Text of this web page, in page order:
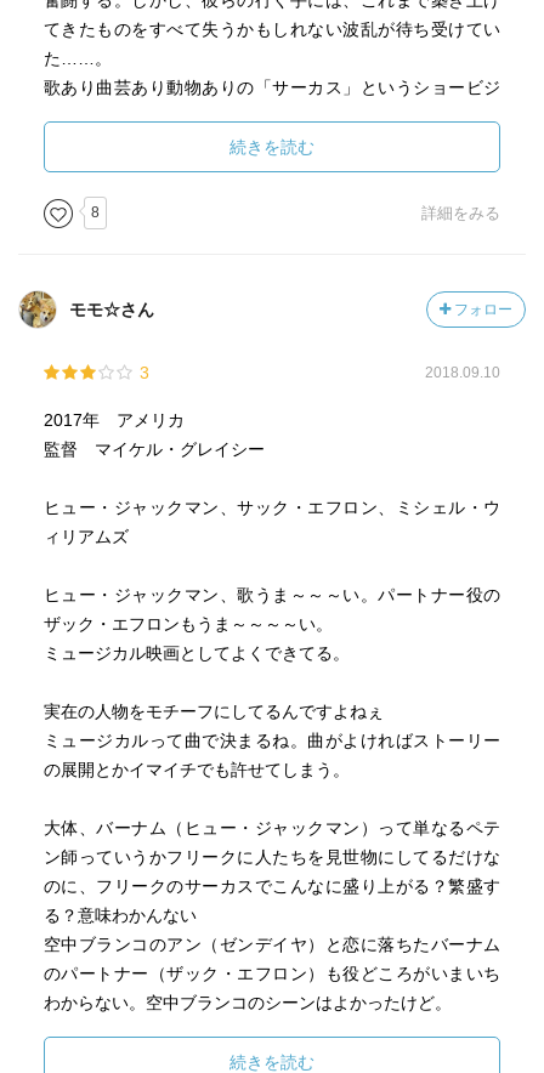
てきたものをすべて失うかもしれない波乱が待ち受けてい
た……。
歌あり曲芸あり動物ありの「サーカス」というショービジ
幼なじみのチャリティの笑顔を見たいという思いから始ま
った、P.T.バーナムのショービジネスの道。
バーナムは、アメリカ博物館を舞台にしたショーをやろう
とする。募集広告には、「ユニークな人を求む」。募集広
を持つ歌手や小人症の男や全身刺青男や世界一の巨漢や空
中ブランコの達人など、ユニークだが社会に埋もれていた
バーナムは、ユニークな人を使った歌あり踊りありのショ
している下品なもの」という市民の非難や迫害に苦しむ。
相棒フィリップに任せてしまう。
社会の隅に追いやられていたユニークな人たちがショービ
ムのショーの花形で空中ブランコの達人アンとフィリップ
の身分を越えた恋、バーナムと家族の強い絆、バーナムの
ショービジネスに対する思いを歌い上げた「Come Alive」
が「もう隠れて生きるのは止めだ」と高らかに宣言する
「This is Me」など聴く者の魂を揺さぶる名ナンバーの
数々、を絡めて描く「グレーテスト・ショー」そのままの
ミュージカル映画。
続きを読む
8 詳細をみる
モモ☆さん フォロー
3 2018.09.10
2017年 アメリカ
監督 マイケル・グレイシー
ヒュー・ジャックマン、サック・エフロン、ミシェル・ウ
ィリアムズ
ヒュー・ジャックマン、歌うま～～～い。パートナー役の
ザック・エフロンもうま～～～～い。
ミュージカル映画としてよくできてる。
実在の人物をモチーフにしてるんですよねぇ
ミュージカルって曲で決まるね。曲がよければストーリー
の展開とかイマイチでも許せてしまう。
大体、バーナム（ヒュー・ジャックマン）って単なるペテ
ン師っていうかフリークに人たちを見世物にしてるだけな
のに、フリークのサーカスでこんなに盛り上がる？繁盛す
る？意味わかんない
空中ブランコのアン（ゼンデイヤ）と恋に落ちたバーナム
のパートナー（ザック・エフロン）も役どころがいまいち
わからない。空中ブランコのシーンはよかったけど。
なんか、超評価よかったのよね、この作品。イマイチって
続きを読む